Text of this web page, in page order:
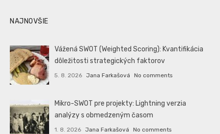
NAJNOVŠIE
Vážená SWOT (Weighted Scoring): Kvantifikácia
dôležitosti strategických faktorov
5. 8. 2026 Jana Farkašová No comments
Mikro-SWOT pre projekty: Lightning verzia
analýzy s obmedzeným časom
1. 8. 2026 Jana Farkašová No comments